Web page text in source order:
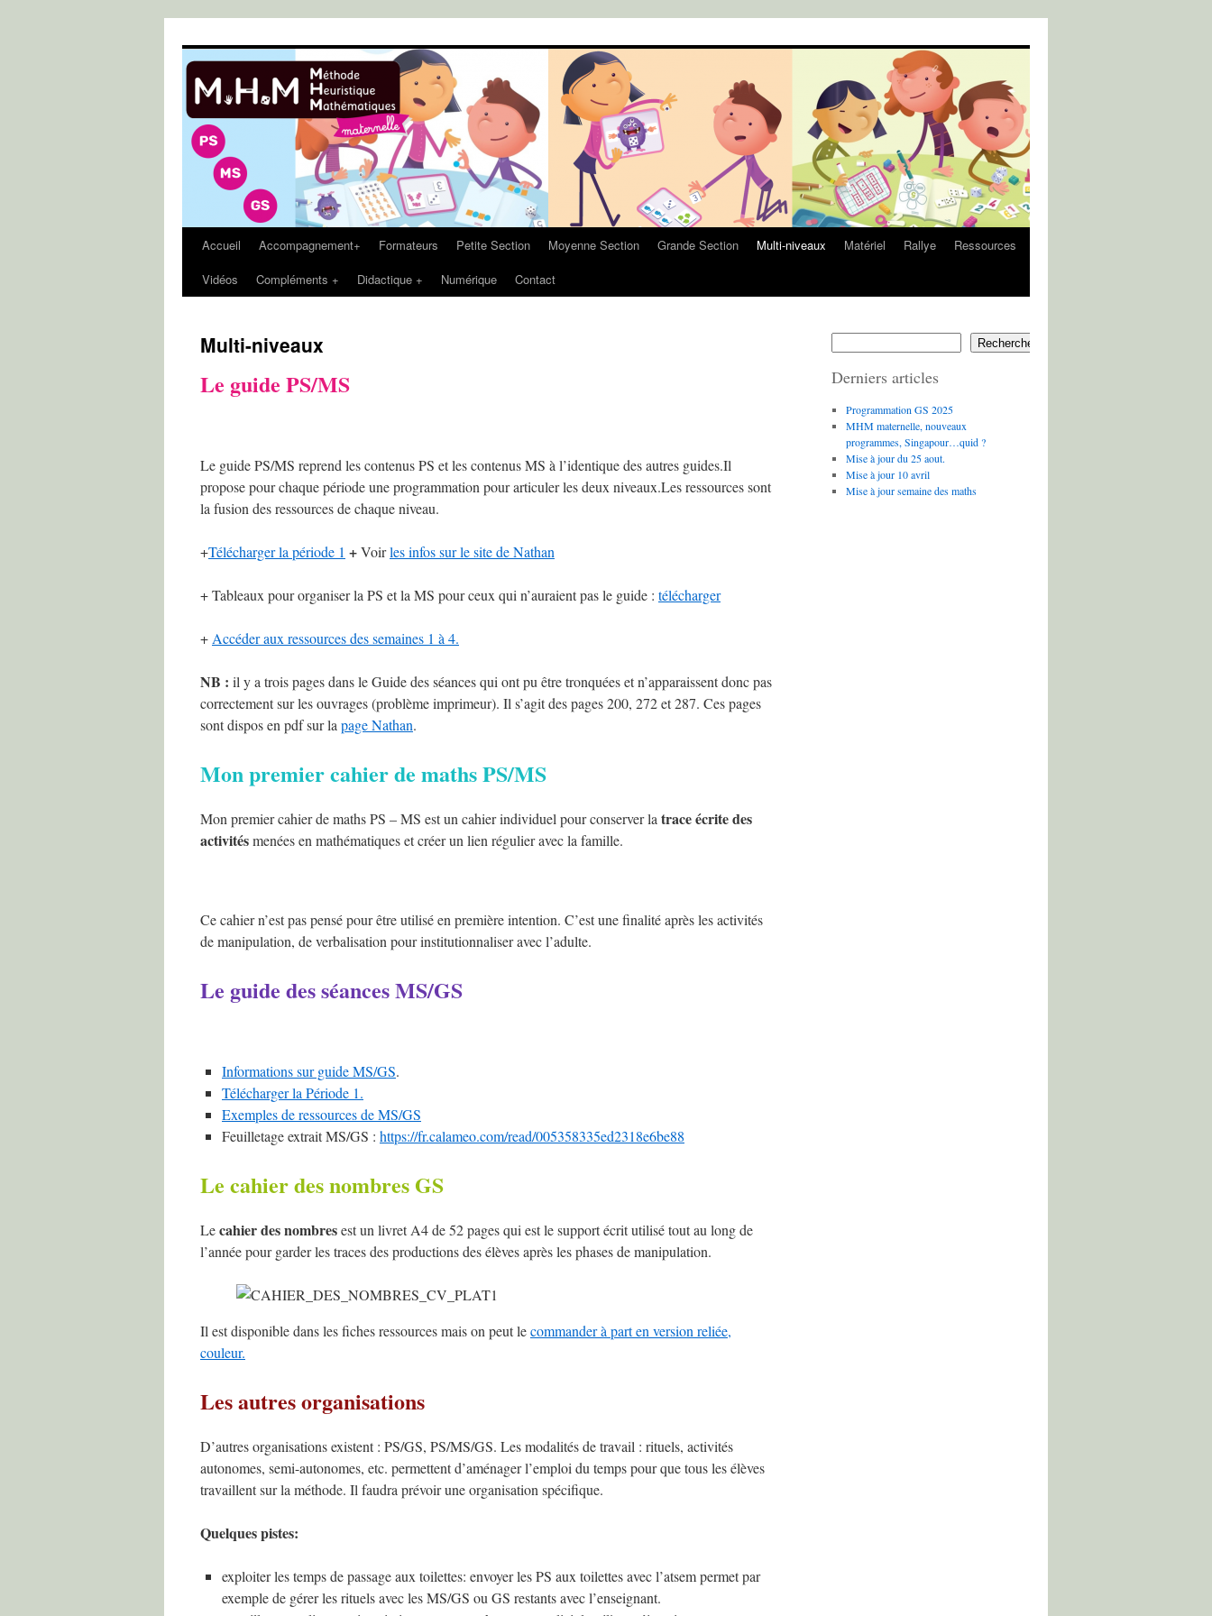
contenu
Accueil Accompagnement+ Formateurs Petite Section Moyenne Section Grande Section Multi-niveaux Matériel Rallye
Ressources
Vidéos
Compléments + Didactique + Numérique Contact
Multi-niveaux
Le guide PS/MS
Le guide PS/MS reprend les contenus PS et les contenus MS à l’identique des autres guides.Il
propose pour chaque période une programmation pour articuler les deux niveaux.Les ressources sont
la fusion des ressources de chaque niveau.
+Télécharger la période 1 +Voirles infos sur le site de Nathan
+ Tableaux pour organiser la PS et la MS pour ceux qui n’auraient pas le guide : télécharger
+ Accéder aux ressources des semaines 1 à 4.
NB : il y a trois pages dans le Guide des séances qui ont pu être tronquées et n’apparaissent donc pas
correctement sur les ouvrages (problème imprimeur). Il s’agit des pages 200, 272 et 287. Ces pages
sont dispos en pdf sur la page Nathan.
Mon premier cahier de maths PS/MS
Mon premier cahier de maths PS – MS est un cahier individuel pour conserver la trace écrite des
activitésmenées en mathématiques et créer un lien régulier avec la famille.
Ce cahier n’est pas pensé pour être utilisé en première intention. C’est une finalité après les activités
de manipulation, de verbalisation pour institutionnaliser avec l’adulte.
Le guide des séances MS/GS
Informations sur guide MS/GS.
Télécharger la Période 1.
Exemples de ressources de MS/GS
Feuilletage extrait MS/GS : https://fr.calameo.com/read/005358335ed2318e6be88
Le cahier des nombres GS
Lecahier des nombresest un livret A4 de 52 pages qui est le support écrit utilisé tout au long de
l’année pour garder les traces des productions des élèves après les phases de manipulation.
Il est disponible dans les fiches ressources mais on peut lecommander à part en version reliée,
couleur.
Les autres organisations
D’autres organisations existent : PS/GS, PS/MS/GS. Les modalités de travail : rituels, activités
autonomes, semi-autonomes, etc. permettent d’aménager l’emploi du temps pour que tous les élèves
travaillent sur la méthode. Il faudra prévoir une organisation spécifique.
Quelques pistes:
exploiter les temps de passage aux toilettes: envoyer les PS aux toilettes avec l’atsem permet par
exemple de gérer les rituels avec les MS/GS ou GS restants avec l’enseignant.
Rechercher
Derniers articles
Programmation GS 2025
MHM maternelle, nouveaux
programmes, Singapour…quid ?
Mise à jour du 25 aout.
Mise à jour 10 avril
Mise à jour semaine des maths